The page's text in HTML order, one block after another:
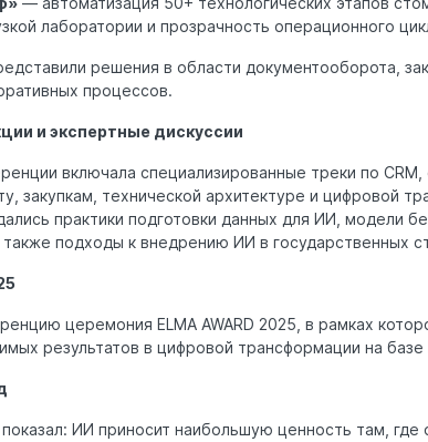
лаборатории и прозрачность операционного
решения в области документооборота,
процессов.
и экспертные дискуссии
включала специализированные треки по
закупкам, технической архитектуре и цифровой
практики подготовки данных для ИИ, модели
также подходы к внедрению ИИ в государственных
церемония ELMA AWARD 2025, в рамках
результатов в цифровой трансформации на базе
ИИ приносит наибольшую ценность там,